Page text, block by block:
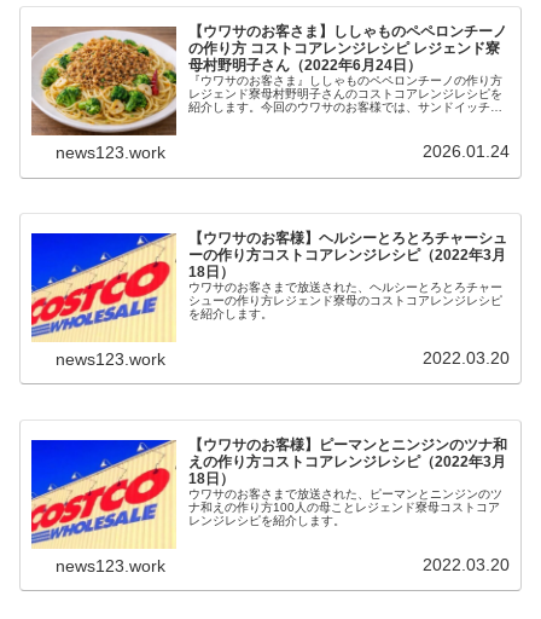
【ウワサのお客さま】ししゃものペペロンチーノ
の作り方 コストコアレンジレシピ レジェンド寮
母村野明子さん（2022年6月24日）
『ウワサのお客さま』ししゃものペペロンチーノの作り方
レジェンド寮母村野明子さんのコストコアレンジレシピを
紹介します。今回のウワサのお客様では、サンドイッチマ
news123.work 2026.01.24
【ウワサのお客様】ヘルシーとろとろチャーシュ
ーの作り方コストコアレンジレシピ（2022年3月
18日）
ウワサのお客さまで放送された、ヘルシーとろとろチャー
シューの作り方レジェンド寮母のコストコアレンジレシピ
を紹介します。
news123.work 2022.03.20
【ウワサのお客様】ピーマンとニンジンのツナ和
えの作り方コストコアレンジレシピ（2022年3月
18日）
ウワサのお客さまで放送された、ピーマンとニンジンのツ
ナ和えの作り方100人の母ことレジェンド寮母コストコア
レンジレシピを紹介します。
news123.work 2022.03.20